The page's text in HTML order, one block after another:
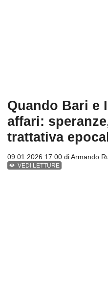
Quando Bari e
affari:
trattativa
09.01.2026 17:00 diArmando
VEDI LETTURE